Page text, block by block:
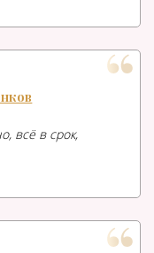
всё в срок,